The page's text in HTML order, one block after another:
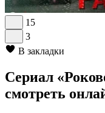
15
3
В закладки
Сериал
смотреть